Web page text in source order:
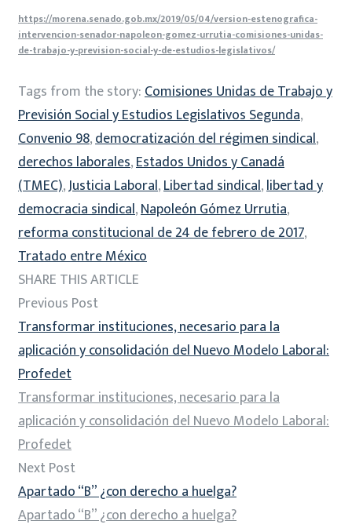
https://morena.senado.gob.mx/2019/05/04/version-estenografica-
intervencion-senador-napoleon-gomez-urrutia-comisiones-unidas-
de-trabajo-y-prevision-social-y-de-estudios-legislativos/
Tags from the story:Comisiones Unidas de Trabajo y
Previsión Social y Estudios Legislativos Segunda,
Convenio 98,democratización del régimen sindical,
derechos laborales,Estados Unidos y Canadá
(TMEC),Justicia Laboral,Libertad sindical,libertad y
democracia sindical,Napoleón Gómez Urrutia,
reforma constitucional de 24 de febrero de 2017,
Tratado entre México
SHARE THIS ARTICLE
Previous Post
Transformar instituciones, necesario para la
aplicación y consolidación del Nuevo Modelo Laboral:
Profedet
Transformar instituciones, necesario para la
aplicación y consolidación del Nuevo Modelo Laboral:
Profedet
Next Post
Apartado “B” ¿con derecho a huelga?
Apartado “B” ¿con derecho a huelga?